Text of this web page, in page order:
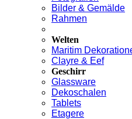
Bilder & Gemälde
Rahmen
Welten
Maritim
Clayre & Eef
Geschirr
Glassware
Dekoschalen
Tablets
Etagere